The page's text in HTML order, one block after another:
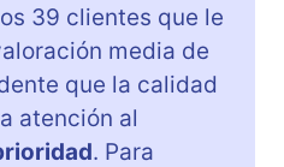
39 clientes que le
media de
que la calidad
atención al
. Para